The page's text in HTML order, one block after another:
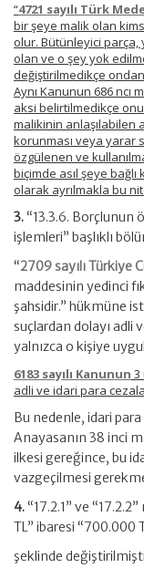
“4721 sayılı Türk
bir şeye malik olan
olur. Bütünleyici
olan ve o şey yok
değiştirilmedikçe
Aynı Kanunun 686
aksi belirtilmedikçe
malikinin anlaşılabilen
korunması veya yarar
özgülenen ve
biçimde asıl şeye bağlı
olarak ayrılmakla bu
3. “13.3.6. Borçlunun
işlemleri” başlıklı
“2709 sayılı Türkiye
maddesinin yedinci
şahsidir.” hükmüne
suçlardan dolayı adli
yalnızca o kişiye
6183 sayılı Kanunun 3
adli ve idari para
Bu nedenle, idari
Anayasanın 38 inci
ilkesi gereğince, bu
vazgeçilmesi
4. “17.2.1” ve
TL” ibaresi “700.000
şeklinde